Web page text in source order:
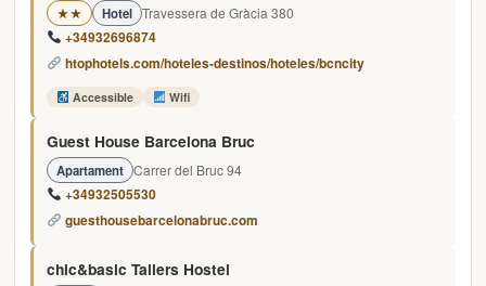
★★ Hotel Travessera de Gràcia 380
+34932696874
htophotels.com/hoteles-destinos/hoteles/bcncity
Accessible Wifi
Guest House Barcelona Bruc
Apartament Carrer del Bruc 94
+34932505530
guesthousebarcelonabruc.com
chic&basic Tallers Hostel